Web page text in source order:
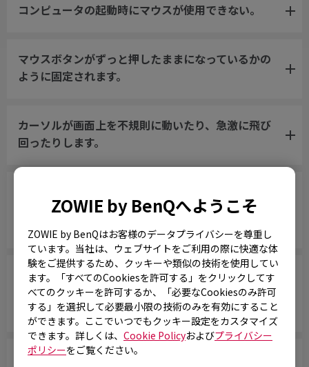
ZOWIE by BenQへようこそ
ZOWIE by BenQはお客様のデータプライバシーを尊重し
ています。当社は、ウェブサイトをご利用の際に快適な体
験をご提供するため、クッキーや類似の技術を使用してい
ます。「すべてのCookiesを許可する」をクリックしてす
べてのクッキーを許可するか、「必要なCookiesのみ許可
する」を選択して必要最小限の技術のみを有効にすること
ができます。ここでいつでもクッキー設定をカスタマイズ
できます。詳しくは、 Cookie Policyおよびプライバシー
ポリシーをご覧ください。
コンピュータの起動時にマウスが使用できない。
マウスボタンがずっと押したままになっているかの
ように固定されます。
カーソルが画面上を不規則に動いたり、急激に飛び
回ったりします。
手に動いたりします。または、手を軽く置いている
ゲーム中に素早いフリックや大きく動かすと、マウ
スがWindowsから切断された後、再接続されてし
まいます。
マウスが断続的に接続されなくなります。マウスパ